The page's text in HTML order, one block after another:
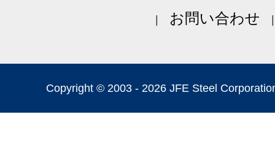
お問い合わせ
Copyright © 2003 - 2026 JFE Steel